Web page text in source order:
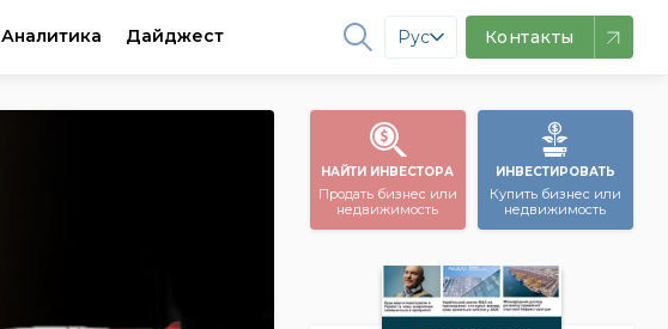
Аналитика Дайджест Рус Контакты
НАЙТИ ИНВЕСТОРА
Продать бизнес или
недвижимость
ИНВЕСТИРОВАТЬ
Купить бизнес или
недвижимость